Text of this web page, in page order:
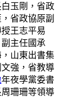
玉剛，省政
省政協原副
王志平易
主任國承
山東出書集
強，省教導
年夜學黨委書
珊珊等領導